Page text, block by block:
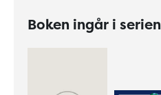
Boken ingår i serien